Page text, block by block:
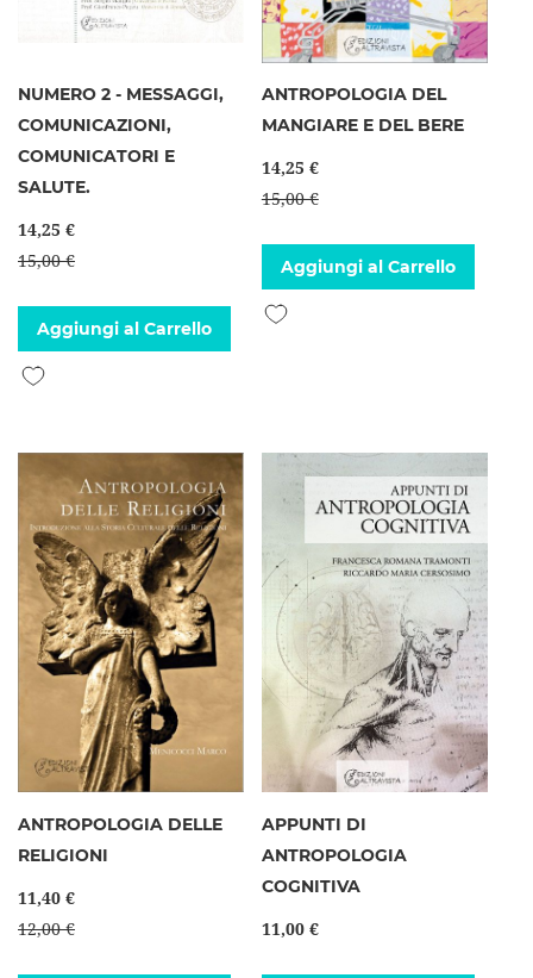
NUMERO 2 - MESSAGGI,
COMUNICAZIONI,
COMUNICATORI E
SALUTE.
14,25 €
15,00 €
Aggiungi al Carrello
Aggiungi alla lista desideri
ANTROPOLOGIA DEL
MANGIARE E DEL BERE
14,25 €
15,00 €
Aggiungi al Carrello
Aggiungi alla lista desideri
ANTROPOLOGIA DELLE
RELIGIONI
11,40 €
12,00 €
APPUNTI DI
ANTROPOLOGIA
COGNITIVA
11,00 €